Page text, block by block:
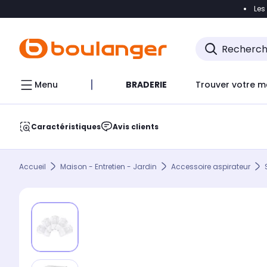
Accéder
Menu BRADERIE Trouver votre
Caractéristiques Avis clients
Accueil Maison - Entretien - Jardin Accessoire aspirateur